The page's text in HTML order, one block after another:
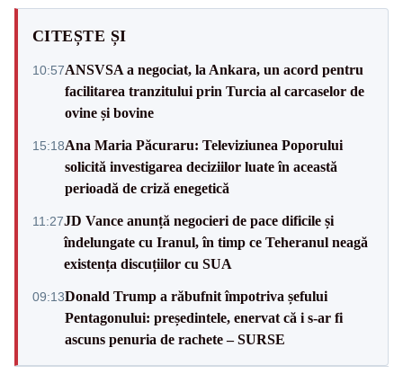
CITEȘTE ȘI
10:57ANSVSA a negociat, la Ankara, un acord pentru
facilitarea tranzitului prin Turcia al carcaselor de
ovine și bovine
15:18Ana Maria Păcuraru: Televiziunea Poporului
solicită investigarea deciziilor luate în această
perioadă de criză enegetică
11:27JD Vance anunță negocieri de pace dificile și
îndelungate cu Iranul, în timp ce Teheranul neagă
existența discuțiilor cu SUA
09:13Donald Trump a răbufnit împotriva șefului
Pentagonului: președintele, enervat că i s-ar fi
ascuns penuria de rachete – SURSE